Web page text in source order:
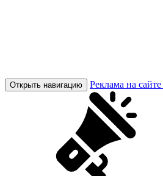
Открыть навигацию Реклама на сайте